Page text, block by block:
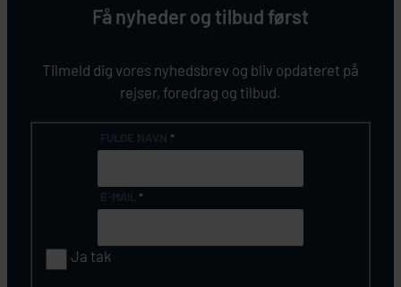
Få nyheder og tilbud først
Tilmeld dig vores nyhedsbrev og bliv opdateret på
rejser, foredrag og tilbud.
*
*
Ja tak